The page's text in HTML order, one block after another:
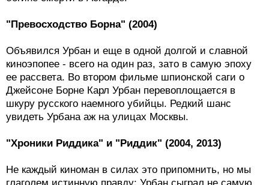
"Превосходство Борна" (2004)
Объявился Урбан и еще в одной долгой и славной
киноэпопее - всего на один раз, зато в самую эпоху
ее рассвета. Во втором фильме шпионской саги о
Джейсоне Борне Карл Урбан перевоплощается в
шкуру русского наемного убийцы. Редкий шанс
увидеть Урбана аж на улицах Москвы.
"Хроники Риддика" и "Риддик" (2004, 2013)
Не каждый киноман в силах это припомнить, но мы
глаголем истинную правду: Урбан сыграл не самую
последнюю роль аж в двух частях мрачной